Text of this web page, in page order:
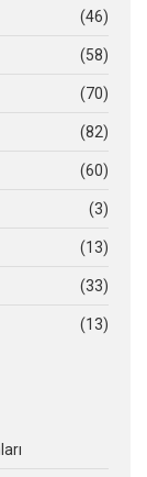
(46)
(58)
(70)
(82)
(60)
(3)
(13)
(33)
(13)